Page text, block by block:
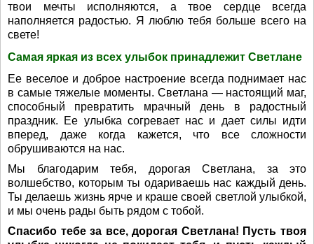
твои мечты исполняются, а твое сердце всегда
наполняется радостью. Я люблю тебя больше всего на
свете!
Самая яркая из всех улыбок принадлежит Светлане
Ее веселое и доброе настроение всегда поднимает нас
в самые тяжелые моменты. Светлана — настоящий маг,
способный превратить мрачный день в радостный
праздник. Ее улыбка согревает нас и дает силы идти
вперед, даже когда кажется, что все сложности
обрушиваются на нас.
Мы благодарим тебя, дорогая Светлана, за это
волшебство, которым ты одариваешь нас каждый день.
Ты делаешь жизнь ярче и краше своей светлой улыбкой,
и мы очень рады быть рядом с тобой.
Спасибо тебе за все, дорогая Светлана! Пусть твоя